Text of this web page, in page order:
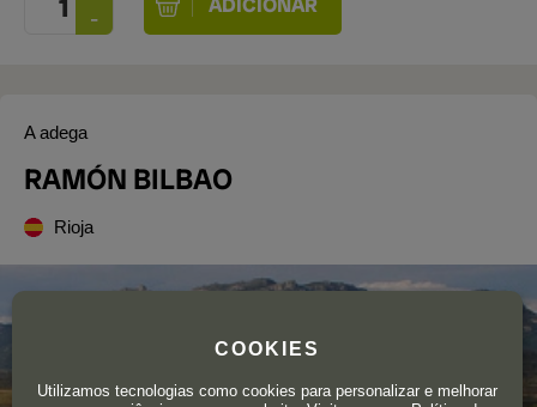
A adega
RAMÓN BILBAO
Rioja
COOKIES
Utilizamos tecnologias como cookies para personalizar e melhorar